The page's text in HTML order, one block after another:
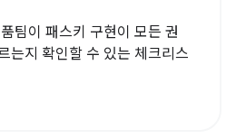
팀이 패스키 구현이 모든 권
는지 확인할 수 있는 체크리스